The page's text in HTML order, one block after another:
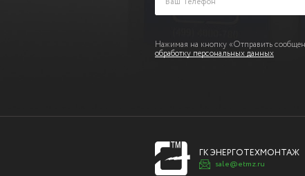
Нажимая на кнопку «Отправить
обработку персональных данных
ГК ЭНЕРГОТЕХМОНТАЖ
sale@etmz.ru